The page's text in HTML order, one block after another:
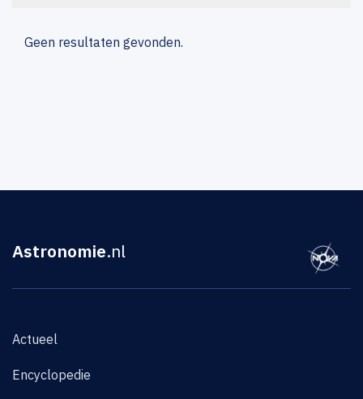
Geen resultaten gevonden.
Astronomie.nl
Actueel
Encyclopedie